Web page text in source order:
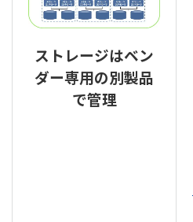
ストレージはベン
ダー専用の別製品
で管理